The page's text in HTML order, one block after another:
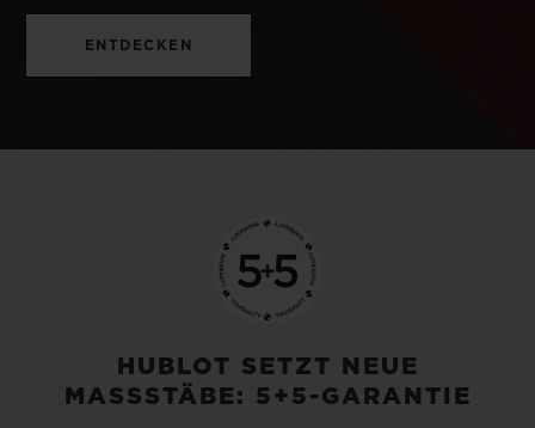
ENTDECKEN
HUBLOT SETZT NEUE
MASSSTÄBE: 5+5-GARANTIE